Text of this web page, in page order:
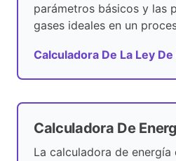
parámetros básicos y las
gases ideales en un
Calculadora De La Ley
Calculadora De
La calculadora de